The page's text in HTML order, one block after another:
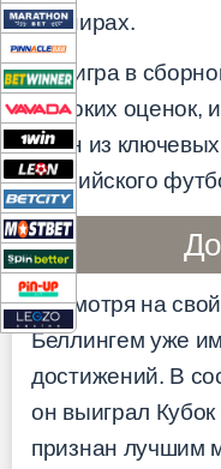
турнирах.
Его игра в
высоких оценок,
один из
английского
Несмотря на
Беллингем уже
достижений. В
он выиграл
признан лучшим